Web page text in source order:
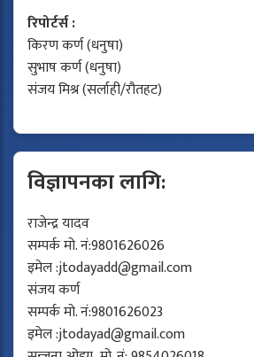
रिपोर्टर्स :
किरण कर्ण (धनुषा)
सुभाष कर्ण (धनुषा)
संजय मिश्र (सर्लाही/रौतहट)
विज्ञापनका लागि:
राजेन्द्र यादव
सम्पर्क मो. नं:9801626026
इमेल :jtodayadd@gmail.com
संजय कर्ण
सम्पर्क मो. नं:9801626023
इमेल :jtodayad@gmail.com